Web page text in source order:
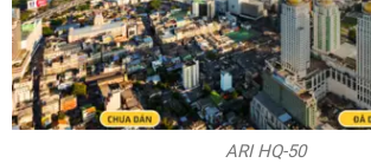
ARI HQ-50